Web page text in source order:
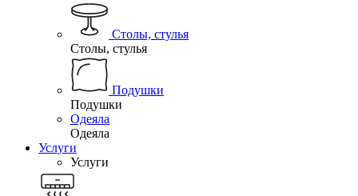
Столы, стулья
Столы, стулья
Подушки
Подушки
Одеяла
Одеяла
Услуги
Услуги